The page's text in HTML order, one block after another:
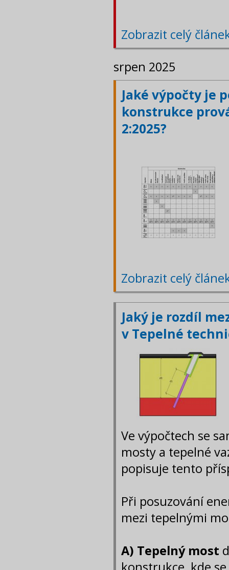
Zobrazit celý
srpen 2025
Jaké výpočty je
konstrukce
2:2025?
Zobrazit celý
Jaký je rozdíl
v Tepelné
Ve výpočtech se
mosty a tepelné
popisuje tento
Při posuzování
mezi tepelnými
A) Tepelný most